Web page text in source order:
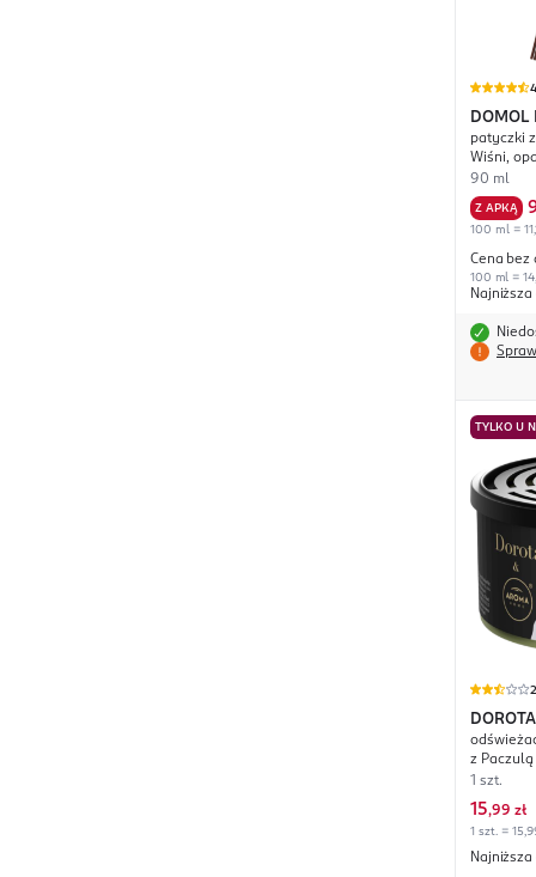
DOMOL
patyczki
Wiśni,
90 ml
Z APKĄ
100 ml =
Cena bez
100 ml =
Najniższa
TYLKO U
z Paczulą
1 szt.
15,99 zł
1 szt. =
Najniższa